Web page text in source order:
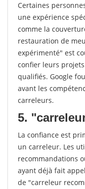
Certaines
une expérience
comme la
restauration de
expérimenté" est
confier leurs
qualifiés. Google
avant les
carreleurs.
5.
La confiance est
un carreleur. Les
recommandations
ayant déjà fait
de "carreleur